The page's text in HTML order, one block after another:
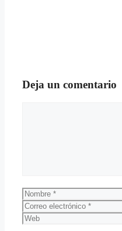
Deja un comentario
Nombre
Correo
electrónico
Web